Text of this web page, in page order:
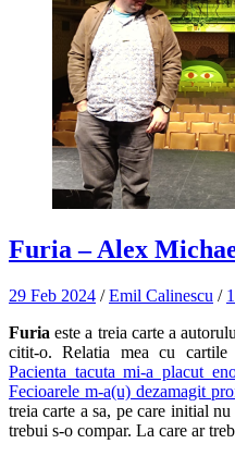
Furia – Alex
29 Feb 2024 /Emil Calinescu /
Furia este a treia carte a
citit-o. Relatia mea cu
Pacienta tacuta mi-a placut
Fecioarele m-a(u) dezamagit
treia carte a sa, pe care initial
trebui s-o compar. La care ar